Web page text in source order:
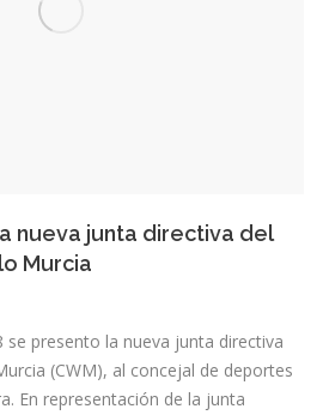
nueva junta directiva del
Murcia
se presento la nueva junta directiva
(CWM), al concejal de deportes
En representación de la junta